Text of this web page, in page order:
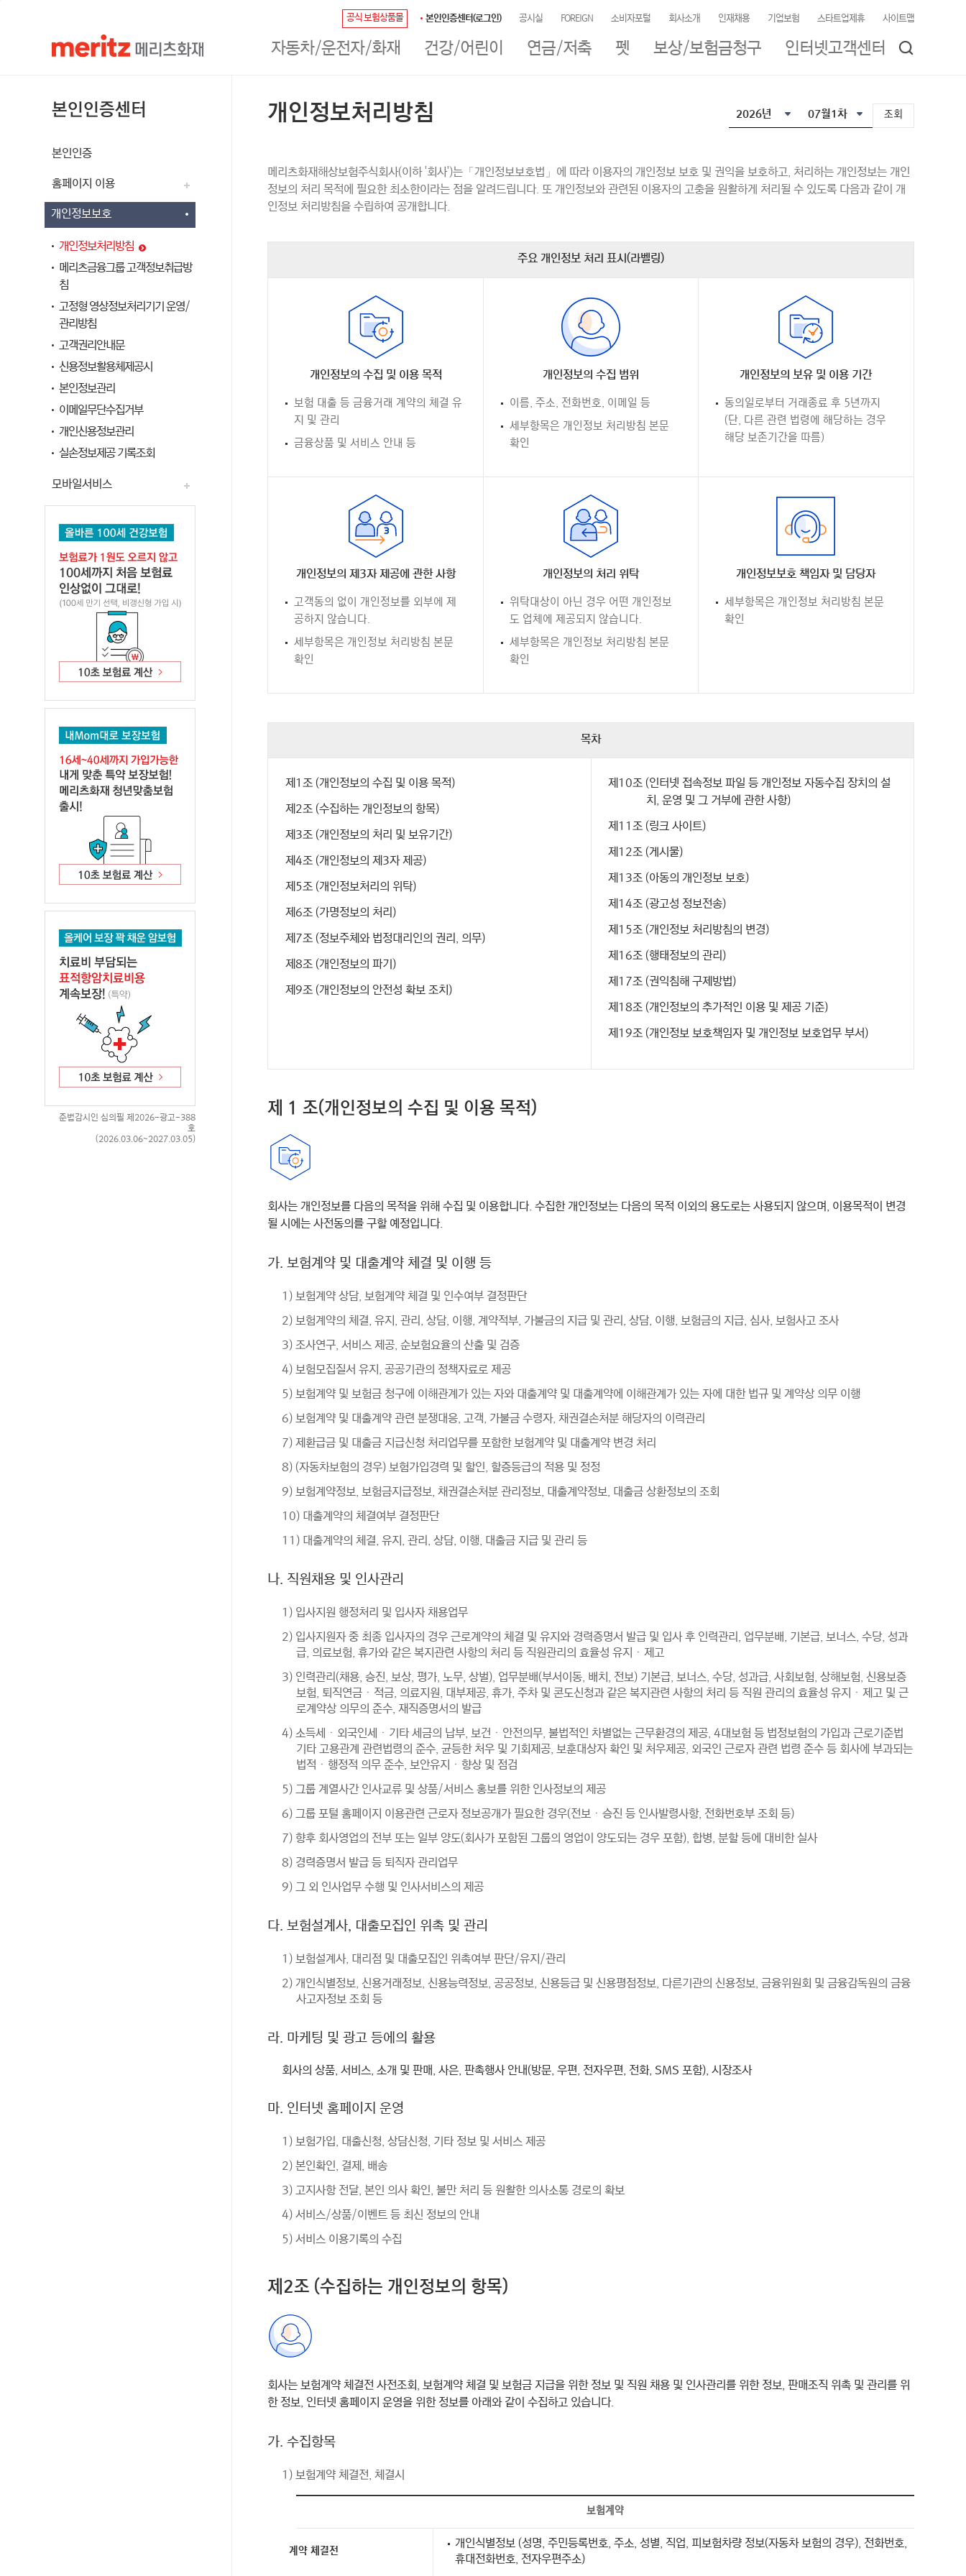
공식 보험상품몰 본인인증센터(로그인) 공시실 FOREIGN 소비자포털 회사소개 인재채용 기업보험 스타트업제휴 사이트맵
자동차/운전자/화재 건강/어린이 연금/저축 펫 보상/보험금청구 인터넷고객센터
열
색
본인인증센터
본인인증
홈페이지 이용
개인정보보호
개인정보처리방침
메리츠금융그룹 고객정보취급방
침
고정형 영상정보처리기기 운영/
관리방침
고객권리안내문
신용정보활용체제공시
본인정보관리
이메일무단수집거부
개인신용정보관리
실손정보제공 기록조회
모바일서비스
준법감시인 심의필 제2026-광고-388
호
(2026.03.06~2027.03.05)
개인정보처리방침 조회
메리츠화재해상보험주식회사(이하 '회사')는「개인정보보호법」에 따라 이용자의 개인정보 보호 및 권익을 보호하고, 처리하는 개인정보는 개인
정보의 처리 목적에 필요한 최소한이라는 점을 알려드립니다. 또 개인정보와 관련된 이용자의 고충을 원활하게 처리될 수 있도록 다음과 같이 개
인정보 처리방침을 수립하여 공개합니다.
주요 개인정보 처리 표시(라벨링)
개인정보의 수집 및 이용 목적
보험 대출 등 금융거래 계약의 체결 유
지 및 관리
금융상품 및 서비스 안내 등
개인정보의 수집 범위
이름, 주소, 전화번호, 이메일 등
세부항목은 개인정보 처리방침 본문
확인
개인정보의 보유 및 이용 기간
동의일로부터 거래종료 후 5년까지
(단, 다른 관련 법령에 해당하는 경우
해당 보존기간을 따름)
개인정보의 제3자 제공에 관한 사항
고객동의 없이 개인정보를 외부에 제
공하지 않습니다.
세부항목은 개인정보 처리방침 본문
확인
개인정보의 처리 위탁
위탁대상이 아닌 경우 어떤 개인정보
도 업체에 제공되지 않습니다.
세부항목은 개인정보 처리방침 본문
확인
개인정보보호 책임자 및 담당자
세부항목은 개인정보 처리방침 본문
확인
목차
제1조 (개인정보의 수집 및 이용 목적)
제2조 (수집하는 개인정보의 항목)
제3조 (개인정보의 처리 및 보유기간)
제4조 (개인정보의 제3자 제공)
제5조 (개인정보처리의 위탁)
제6조 (가명정보의 처리)
제7조 (정보주체와 법정대리인의 권리, 의무)
제8조 (개인정보의 파기)
제9조 (개인정보의 안전성 확보 조치)
제10조 (인터넷 접속정보 파일 등 개인정보 자동수집 장치의 설
치, 운영 및 그 거부에 관한 사항)
제11조 (링크 사이트)
제12조 (게시물)
제13조 (아동의 개인정보 보호)
제14조 (광고성 정보전송)
제15조 (개인정보 처리방침의 변경)
제16조 (행태정보의 관리)
제17조 (권익침해 구제방법)
제18조 (개인정보의 추가적인 이용 및 제공 기준)
제19조 (개인정보 보호책임자 및 개인정보 보호업무 부서)
제 1 조(개인정보의 수집 및 이용 목적)
회사는 개인정보를 다음의 목적을 위해 수집 및 이용합니다. 수집한 개인정보는 다음의 목적 이외의 용도로는 사용되지 않으며, 이용목적이 변경
될 시에는 사전동의를 구할 예정입니다.
가. 보험계약 및 대출계약 체결 및 이행 등
1) 보험계약 상담, 보험계약 체결 및 인수여부 결정판단
2) 보험계약의 체결, 유지, 관리, 상담, 이행, 계약적부, 가불금의 지급 및 관리, 상담, 이행, 보험금의 지급, 심사, 보험사고 조사
3) 조사연구, 서비스 제공, 순보험요율의 산출 및 검증
4) 보험모집질서 유지, 공공기관의 정책자료로 제공
5) 보험계약 및 보험금 청구에 이해관계가 있는 자와 대출계약 및 대출계약에 이해관계가 있는 자에 대한 법규 및 계약상 의무 이행
6) 보험계약 및 대출계약 관련 분쟁대응, 고객, 가불금 수령자, 채권결손처분 해당자의 이력관리
7) 제환급금 및 대출금 지급신청 처리업무를 포함한 보험계약 및 대출계약 변경 처리
8) (자동차보험의 경우) 보험가입경력 및 할인, 할증등급의 적용 및 정정
9) 보험계약정보, 보험금지급정보, 채권결손처분 관리정보, 대출계약정보, 대출금 상환정보의 조회
10) 대출계약의 체결여부 결정판단
11) 대출계약의 체결, 유지, 관리, 상담, 이행, 대출금 지급 및 관리 등
나. 직원채용 및 인사관리
1) 입사지원 행정처리 및 입사자 채용업무
2) 입사지원자 중 최종 입사자의 경우 근로계약의 체결 및 유지와 경력증명서 발급 및 입사 후 인력관리, 업무분배, 기본급, 보너스, 수당, 성과
급, 의료보험, 휴가와 같은 복지관련 사항의 처리 등 직원관리의 효율성 유지ㆍ제고
3) 인력관리(채용, 승진, 보상, 평가, 노무, 상벌), 업무분배(부서이동, 배치, 전보) 기본급, 보너스, 수당, 성과급, 사회보험, 상해보험, 신용보증
보험, 퇴직연금ㆍ적금, 의료지원, 대부제공, 휴가, 주차 및 콘도신청과 같은 복지관련 사항의 처리 등 직원 관리의 효율성 유지ㆍ제고 및 근
로계약상 의무의 준수, 재직증명서의 발급
4) 소득세ㆍ외국인세ㆍ기타 세금의 납부, 보건ㆍ안전의무, 불법적인 차별없는 근무환경의 제공, 4대보험 등 법정보험의 가입과 근로기준법
기타 고용관계 관련법령의 준수, 균등한 처우 및 기회제공, 보훈대상자 확인 및 처우제공, 외국인 근로자 관련 법령 준수 등 회사에 부과되는
법적ㆍ행정적 의무 준수, 보안유지ㆍ향상 및 점검
5) 그룹 계열사간 인사교류 및 상품/서비스 홍보를 위한 인사정보의 제공
6) 그룹 포털 홈페이지 이용관련 근로자 정보공개가 필요한 경우(전보ㆍ승진 등 인사발령사항, 전화번호부 조회 등)
7) 향후 회사영업의 전부 또는 일부 양도(회사가 포함된 그룹의 영업이 양도되는 경우 포함), 합병, 분할 등에 대비한 실사
8) 경력증명서 발급 등 퇴직자 관리업무
9) 그 외 인사업무 수행 및 인사서비스의 제공
다. 보험설계사, 대출모집인 위촉 및 관리
1) 보험설계사, 대리점 및 대출모집인 위촉여부 판단/유지/관리
2) 개인식별정보, 신용거래정보, 신용능력정보, 공공정보, 신용등급 및 신용평점정보, 다른기관의 신용정보, 금융위원회 및 금융감독원의 금융
사고자정보 조회 등
라. 마케팅 및 광고 등에의 활용
회사의 상품, 서비스, 소개 및 판매, 사은, 판촉행사 안내(방문, 우편, 전자우편, 전화, SMS 포함), 시장조사
마. 인터넷 홈페이지 운영
1) 보험가입, 대출신청, 상담신청, 기타 정보 및 서비스 제공
2) 본인확인, 결제, 배송
3) 고지사항 전달, 본인 의사 확인, 불만 처리 등 원활한 의사소통 경로의 확보
4) 서비스/상품/이벤트 등 최신 정보의 안내
5) 서비스 이용기록의 수집
제2조 (수집하는 개인정보의 항목)
회사는 보험계약 체결전 사전조회, 보험계약 체결 및 보험금 지급을 위한 정보 및 직원 채용 및 인사관리를 위한 정보, 판매조직 위촉 및 관리를 위
한 정보, 인터넷 홈페이지 운영을 위한 정보를 아래와 같이 수집하고 있습니다.
가. 수집항목
1) 보험계약 체결전, 체결시
보험계약
계약 체결전
개인식별정보 (성명, 주민등록번호, 주소, 성별, 직업, 피보험차량 정보(자동차 보험의 경우), 전화번호,
휴대전화번호, 전자우편주소)